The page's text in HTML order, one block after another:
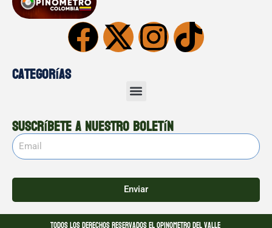
Categorías
Suscríbete a nuestro boletín
Enviar